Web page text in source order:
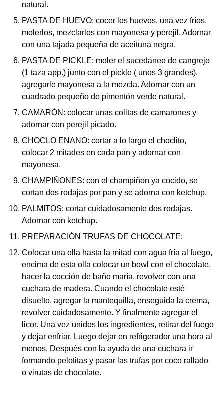
natural.
PASTA DE HUEVO: cocer los huevos, una vez fríos,
molerlos, mezclarlos con mayonesa y perejil. Adornar
con una tajada pequeña de aceituna negra.
PASTA DE PICKLE: moler el sucedáneo de cangrejo
(1 taza app.) junto con el pickle ( unos 3 grandes),
agregarle mayonesa a la mezcla. Adornar con un
cuadrado pequeño de pimentón verde natural.
CAMARÓN: colocar unas colitas de camarones y
adornar con perejil picado.
CHOCLO ENANO: cortar a lo largo el choclito,
colocar 2 mitades en cada pan y adornar con
mayonesa.
CHAMPIÑONES: con el champiñon ya cocido, se
cortan dos rodajas por pan y se adorna con ketchup.
PALMITOS: cortar cuidadosamente dos rodajas.
Adornar con ketchup.
PREPARACIÓN TRUFAS DE CHOCOLATE:
Colocar una olla hasta la mitad con agua fría al fuego,
encima de esta olla colocar un bowl con el chocolate,
hacer la cocción de baño maría, revolver con una
cuchara de madera. Cuando el chocolate esté
disuelto, agregar la mantequilla, enseguida la crema,
revolver cuidadosamente. Y finalmente agregar el
licor. Una vez unidos los ingredientes, retirar del fuego
y dejar enfriar. Luego dejar en refrigerador una hora al
menos. Después con la ayuda de una cuchara ir
formando pelotitas y pasar las trufas por coco rallado
o virutas de chocolate.